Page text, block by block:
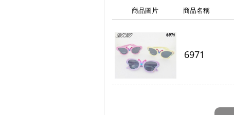
商品圖片 商品名稱
6971